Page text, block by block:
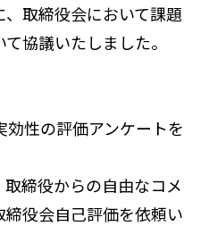
取締役会において課題
協議いたしました。
性の評価アンケートを
締役からの自由なコメ
役会自己評価を依頼い